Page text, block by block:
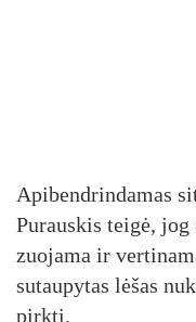
Api­bend­rin­da­mas
Pu­raus­kis tei­gė,
zuo­ja­ma ir
su­tau­py­tas lė­šas
pirk­ti.